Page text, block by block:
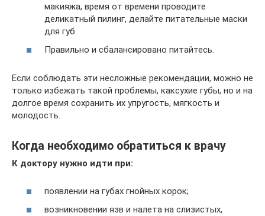
макияжа, время от времени проводите
деликатный пилинг, делайте питательные маски
для губ.
Правильно и сбалансировано питайтесь.
Если соблюдать эти несложные рекомендации, можно не
только избежать такой проблемы, каксухие губы, но и на
долгое время сохранить их упругость, мягкость и
молодость.
Когда необходимо обратиться к врачу
К доктору нужно идти при:
появлении на губах гнойных корок;
возникновении язв и налета на слизистых,